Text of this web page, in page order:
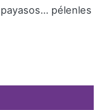
pélenles